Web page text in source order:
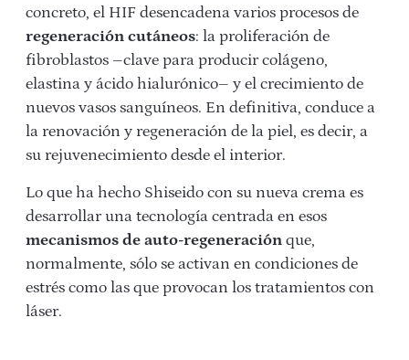
concreto, el HIF desencadena varios procesos de
regeneración cutáneos: la proliferación de
fibroblastos –clave para producir colágeno,
elastina y ácido hialurónico– y el crecimiento de
nuevos vasos sanguíneos. En definitiva, conduce a
la renovación y regeneración de la piel, es decir, a
su rejuvenecimiento desde el interior.
Lo que ha hecho Shiseido con su nueva crema es
desarrollar una tecnología centrada en esos
mecanismos de auto-regeneración que,
normalmente, sólo se activan en condiciones de
estrés como las que provocan los tratamientos con
láser.